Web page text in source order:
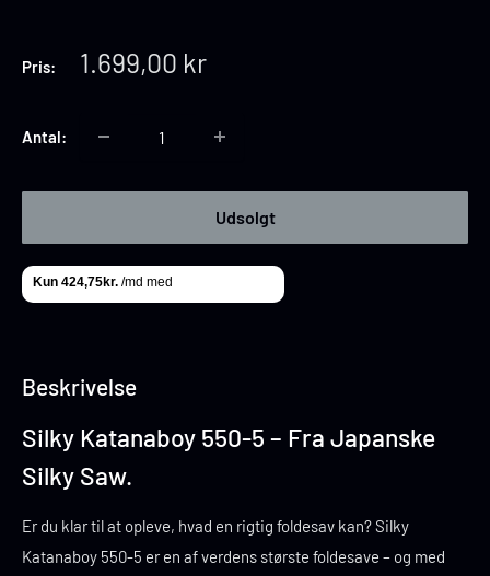
Pris:
Tilbuds
1.699,00 kr
Antal:
Udsolgt
Beskrivelse
Silky Katanaboy 550-5 – Fra Japanske
Silky Saw.
Er du klar til at opleve, hvad en rigtig foldesav kan? Silky
Katanaboy 550-5 er en af verdens største foldesave – og med